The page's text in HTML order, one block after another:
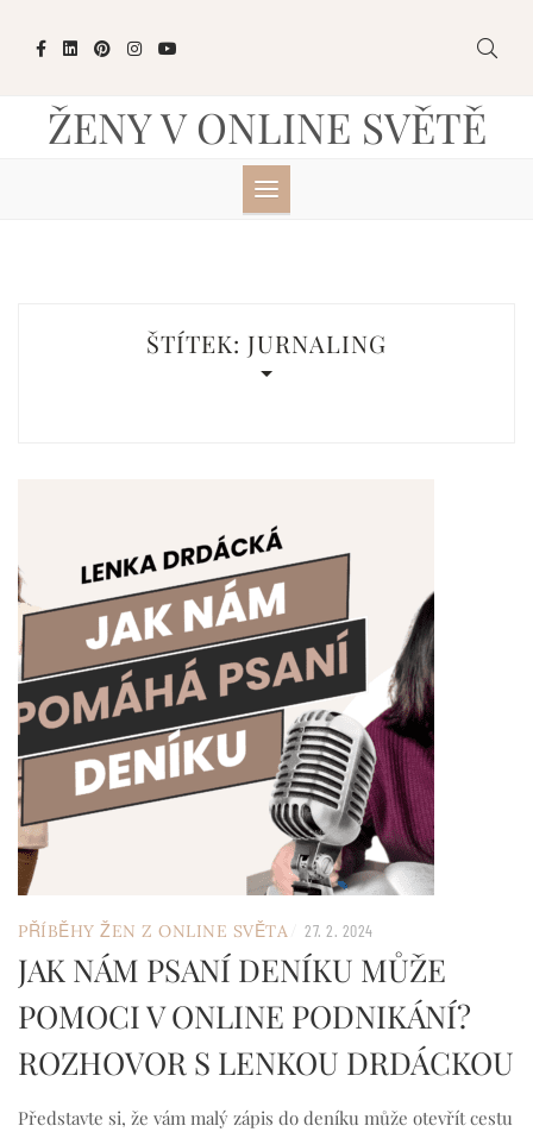
ŽENY V ONLINE SVĚTĚ
ŠTÍTEK: JURNALING
PŘÍBĚHY ŽEN Z ONLINE SVĚTA 27. 2. 2024
JAK NÁM PSANÍ DENÍKU MŮŽE
POMOCI V ONLINE PODNIKÁNÍ?
ROZHOVOR S LENKOU DRDÁCKOU
Představte si, že vám malý zápis do deníku může otevřít cestu